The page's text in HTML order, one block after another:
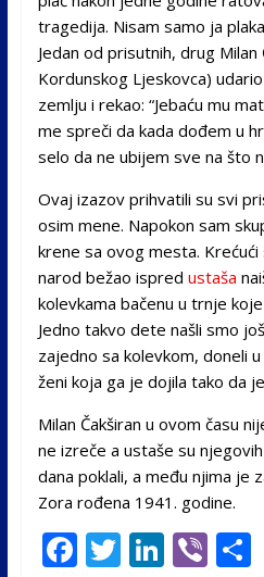
tragedija. Nisam samo ja
Jedan od prisutnih, drug
Kordunskog Ljeskovca)
zemlju i rekao: “Jebaću mu
me spreči da kada dođem u
selo da ne ubijem sve na što
Ovaj izazov prihvatili su svi
osim mene. Napokon sam
krene sa ovog mesta.
narod bežao ispred ustaša
kolevkama bačenu u trnje
Jedno takvo dete našli smo
zajedno sa kolevkom, doneli
ženi koja ga je dojila tako da
Milan Čakširan u ovom času
ne izreče a ustaše su
dana poklali, a među njima je
Zora rođena 1941. godine.
F T Li Vi S